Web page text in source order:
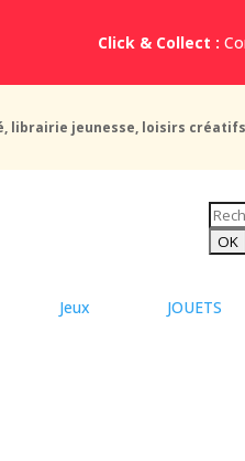
Click & Collect :
librairie jeunesse, loisirs
Jeux JOUETS